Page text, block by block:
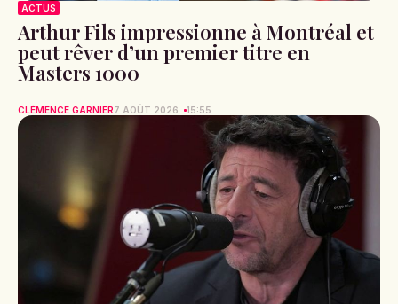
ACTUS
Arthur Fils impressionne à Montréal et
peut rêver d’un premier titre en
Masters 1000
CLÉMENCE GARNIER7 AOÛT 2026 15:55